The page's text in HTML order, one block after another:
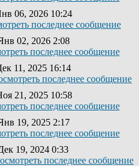
06, 2026 10:24
02, 2026 2:08
11, 2025 16:14
21, 2025 10:58
19, 2025 2:17
19, 2024 0:33